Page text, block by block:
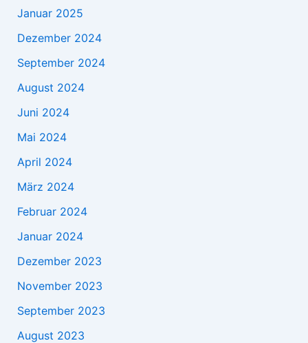
Januar 2025
Dezember 2024
September 2024
August 2024
Juni 2024
Mai 2024
April 2024
März 2024
Februar 2024
Januar 2024
Dezember 2023
November 2023
September 2023
August 2023